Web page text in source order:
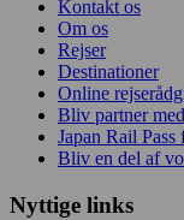
Kontakt os
Om os
Rejser
Destinationer
Online
Bliv partner
Japan Rail Pass
Bliv en del af
Nyttige links